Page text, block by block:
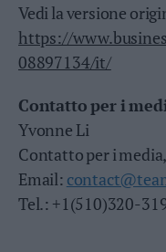
Bazar
Casa
Dolomiti
Social media
Vedi la versione
https://
08897134/it/
Contatto per i
Yvonne Li
Contatto per i
Email:
Tel.: +1(510)320-